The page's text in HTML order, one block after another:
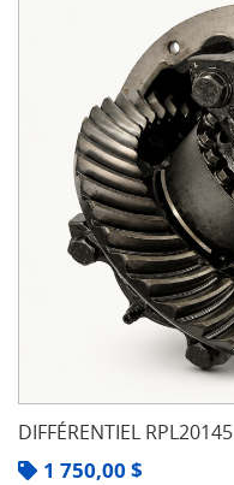
DIFFÉRENTIEL RPL20145
1 750,00 $